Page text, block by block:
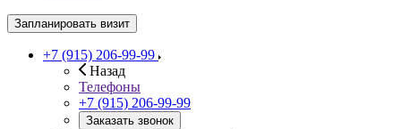
Запланировать визит
+7 (915) 206-99-99
Назад
Телефоны
+7 (915) 206-99-99
Заказать звонок